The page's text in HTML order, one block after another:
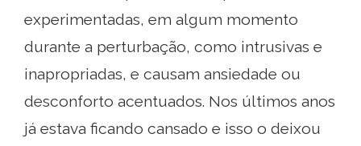
experimentadas, em algum momento
durante a perturbação, como intrusivas e
inapropriadas, e causam ansiedade ou
desconforto acentuados. Nos últimos anos
já estava ficando cansado e isso o deixou